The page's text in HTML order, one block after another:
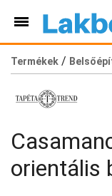
Termékek /
orientális